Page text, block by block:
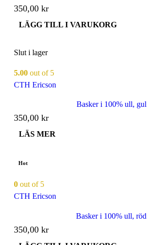
350,00 kr
LÄGG TILL I VARUKORG
Slut i lager
5.00 out of 5
CTH Ericson
Basker i 100% ull, gul
350,00 kr
LÄS MER
Hot
0 out of 5
CTH Ericson
Basker i 100% ull, röd
350,00 kr